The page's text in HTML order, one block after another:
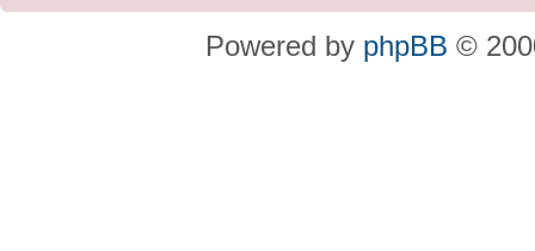
Powered by phpBB ©